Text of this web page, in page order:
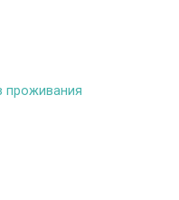
проживания